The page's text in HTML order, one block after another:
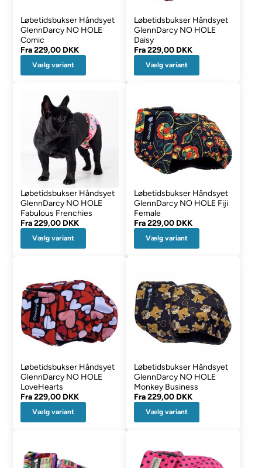
Løbetidsbukser Håndsyet
GlennDarcy NO HOLE
Comic
Fra229,00 DKK
Vælg variant
Løbetidsbukser Håndsyet
GlennDarcy NO HOLE
Daisy
Fra229,00 DKK
Vælg variant
Løbetidsbukser Håndsyet
GlennDarcy NO HOLE
Fabulous Frenchies
Fra229,00 DKK
Vælg variant
Løbetidsbukser Håndsyet
GlennDarcy NO HOLE Fiji
Female
Fra229,00 DKK
Vælg variant
Løbetidsbukser Håndsyet
GlennDarcy NO HOLE
LoveHearts
Fra229,00 DKK
Vælg variant
Løbetidsbukser Håndsyet
GlennDarcy NO HOLE
Monkey Business
Fra229,00 DKK
Vælg variant